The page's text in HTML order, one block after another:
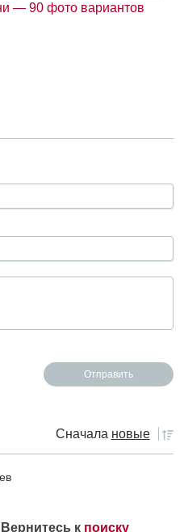
— 90 фото вариантов
Сначала новые
к поиску